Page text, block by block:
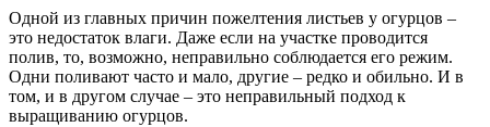
Одной из главных причин пожелтения листьев у огурцов –
это недостаток влаги. Даже если на участке проводится
полив, то, возможно, неправильно соблюдается его режим.
Одни поливают часто и мало, другие – редко и обильно. И в
том, и в другом случае – это неправильный подход к
выращиванию огурцов.